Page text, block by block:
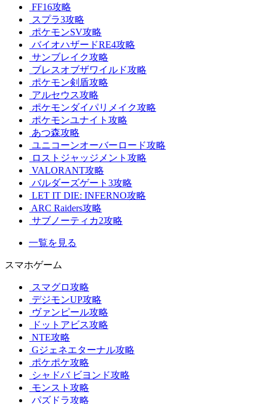
FF16攻略
スプラ3攻略
ポケモンSV攻略
バイオハザードRE4攻略
サンブレイク攻略
ブレスオブザワイルド攻略
ポケモン剣盾攻略
アルセウス攻略
ポケモンダイパリメイク攻略
ポケモンユナイト攻略
あつ森攻略
ユニコーンオーバーロード攻略
ロストジャッジメント攻略
VALORANT攻略
バルダーズゲート3攻略
LET IT DIE: INFERNO攻略
ARC Raiders攻略
サブノーティカ2攻略
一覧を見る
スマホゲーム
スマグロ攻略
デジモンUP攻略
ヴァンピール攻略
ドットアビス攻略
NTE攻略
Gジェネエターナル攻略
ポケポケ攻略
シャドバ ビヨンド攻略
モンスト攻略
パズドラ攻略